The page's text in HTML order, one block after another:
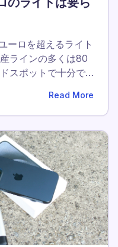
ーロを超えるライト
ラインの多くは80
スポットで十分で
Read More